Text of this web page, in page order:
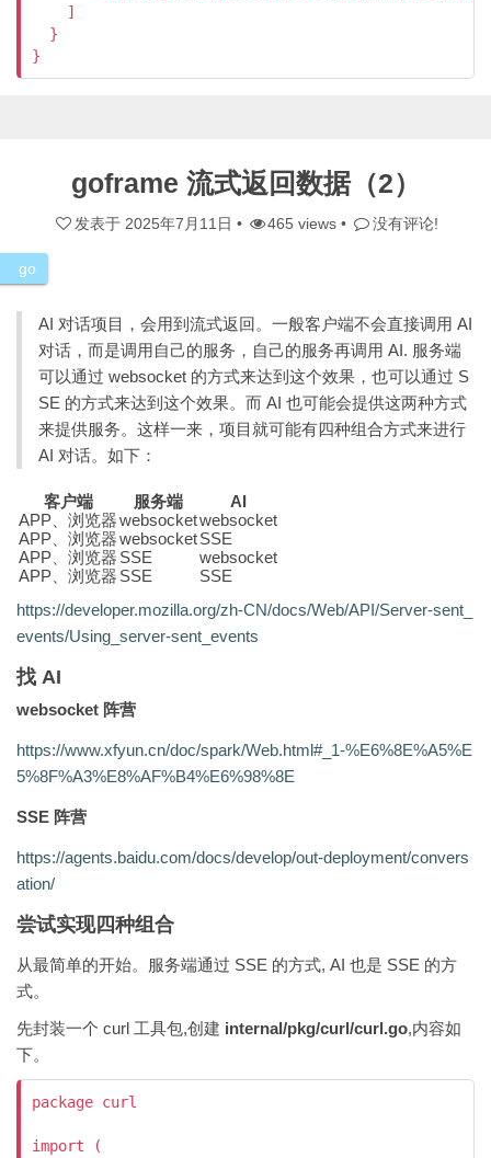
    ]
  }
}
goframe 流式返回数据（2）
发表于 2025年7月11日 • 465 views • 没有评论!
go
AI 对话项目，会用到流式返回。一般客户端不会直接调用 AI
对话，而是调用自己的服务，自己的服务再调用 AI. 服务端
可以通过 websocket 的方式来达到这个效果，也可以通过 S
SE 的方式来达到这个效果。而 AI 也可能会提供这两种方式
来提供服务。这样一来，项目就可能有四种组合方式来进行
AI 对话。如下：
客户端 服务端
AI
APP、浏览器websocketwebsocket
APP、浏览器websocketSSE
APP、浏览器 SSE
websocket
APP、浏览器 SSE
SSE
https://developer.mozilla.org/zh-CN/docs/Web/API/Server-sent_
events/Using_server-sent_events
找 AI
websocket 阵营
https://www.xfyun.cn/doc/spark/Web.html#_1-%E6%8E%A5%E
5%8F%A3%E8%AF%B4%E6%98%8E
SSE 阵营
https://agents.baidu.com/docs/develop/out-deployment/convers
ation/
尝试实现四种组合
从最简单的开始。服务端通过 SSE 的方式, AI 也是 SSE 的方
式。
先封装一个 curl 工具包,创建 internal/pkg/curl/curl.go,内容如
下。
package curl
import (